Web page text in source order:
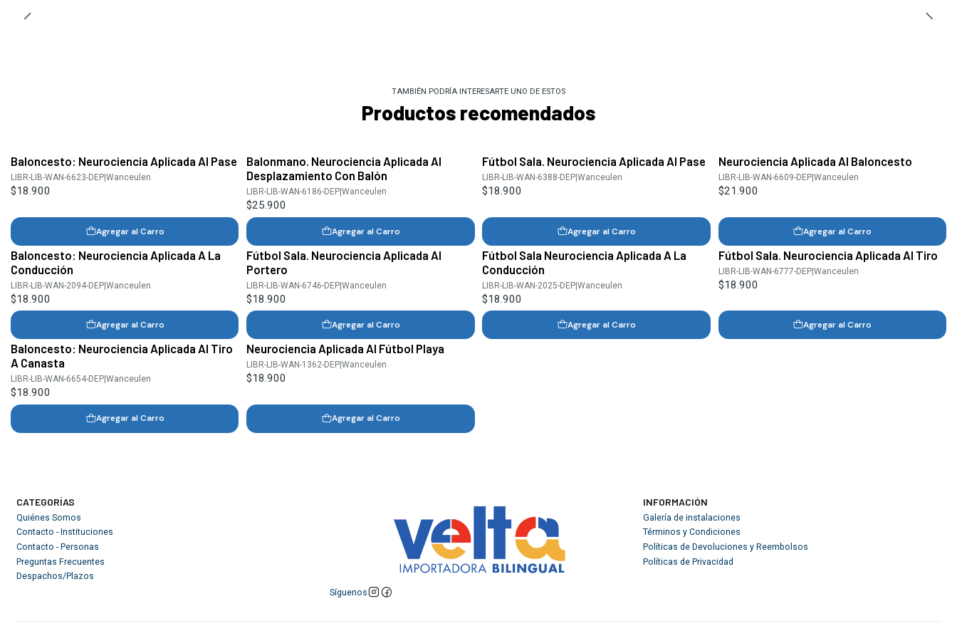
TAMBIÉN PODRÍA INTERESARTE UNO DE ESTOS
Productos recomendados
Baloncesto: Neurociencia Aplicada Al Pase
LIBR-LIB-WAN-6623-DEP| Wanceulen
$18.900
Agregar al Carro
Balonmano. Neurociencia Aplicada Al
Desplazamiento Con Balón
LIBR-LIB-WAN-6186-DEP| Wanceulen
$25.900
Agregar al Carro
Fútbol Sala. Neurociencia Aplicada Al Pase
LIBR-LIB-WAN-6388-DEP |Wanceulen
$18.900
Agregar al Carro
Neurociencia Aplicada Al Baloncesto
LIBR-LIB-WAN-6609-DEP| Wanceulen
$21.900
Agregar al Carro
Baloncesto: Neurociencia Aplicada A La
Conducción
LIBR-LIB-WAN-2094-DEP|Wanceulen
$18.900
Agregar al Carro
Fútbol Sala. Neurociencia Aplicada Al
Portero
LIBR-LIB-WAN-6746-DEP|Wanceulen
$18.900
Agregar al Carro
Fútbol Sala Neurociencia Aplicada A La
Conducción
LIBR-LIB-WAN-2025-DEP|Wanceulen
$18.900
Agregar al Carro
Fútbol Sala. Neurociencia Aplicada Al Tiro
LIBR-LIB-WAN-6777-DEP|Wanceulen
$18.900
Agregar al Carro
Baloncesto: Neurociencia Aplicada Al Tiro
A Canasta
LIBR-LIB-WAN-6654-DEP| Wanceulen
$18.900
Agregar al Carro
Neurociencia Aplicada Al Fútbol Playa
LIBR-LIB-WAN-1362-DEP| Wanceulen
$18.900
Agregar al Carro
CATEGORÍAS
Quiénes Somos
Contacto - Instituciones
Contacto - Personas
Preguntas Frecuentes
Despachos/Plazos
Síguenos
INFORMACIÓN
Galería de instalaciones
Términos y Condiciones
Políticas de Devoluciones y Reembolsos
Políticas de Privacidad